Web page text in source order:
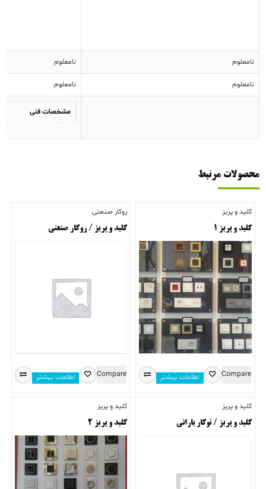
نامعلوم نامعلوم
نامعلوم نامعلوم
مشخصات فنی
محصولات مرتبط
کلید و پریز
کلید و پریز ۱
اطلاعات بیشتر Compare
روکار صنعتی
کلید و پریز / روکار صنعتی
اطلاعات بیشتر Compare
کلید و پریز
کلید و پریز / توکار بارانی
کلید و پریز
کلید و پریز ۲